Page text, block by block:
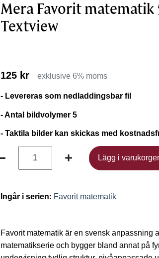
Mera Favorit matematik
Textview
125 kr exklusive 6% moms
- Levereras som nedladdingsbar fil
- Antal bildvolymer 5
- Taktila bilder kan skickas med
Lägg i
Lägg i
Ingår i serien: Favorit matematik
Favorit matematik är en svensk anpassning
matematikserie och bygger bland annat på